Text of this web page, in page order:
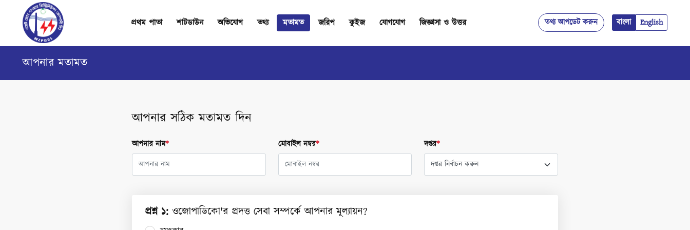
প্রথম পাতা শাটডাউন অভিযোগ তথ্য মতামত জরিপ কুইজ যোগযোগ জিজ্ঞাসা ও উত্তর তথ্য আপডেট করুন বাংলা English
আপনার মতামত
আপনার সঠিক মতামত দিন
আপনার নাম* মোবাইল নম্বর* দপ্তর*
প্রশ্ন ১:ওজোপাডিকো'র প্রদত্ত সেবা সম্পর্কে আপনার মূল্যায়ন?